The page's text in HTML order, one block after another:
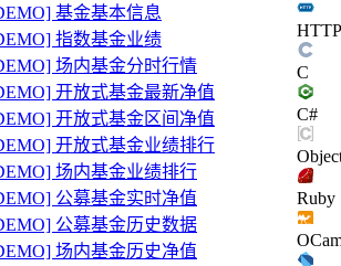
基金基本信息
指数基金业绩
场内基金分时行情
开放式基金最新净值
开放式基金区间净值
开放式基金业绩排行
场内基金业绩排行
公募基金实时净值
公募基金历史数据
场内基金历史净值
HTTP
C
C#
Ruby